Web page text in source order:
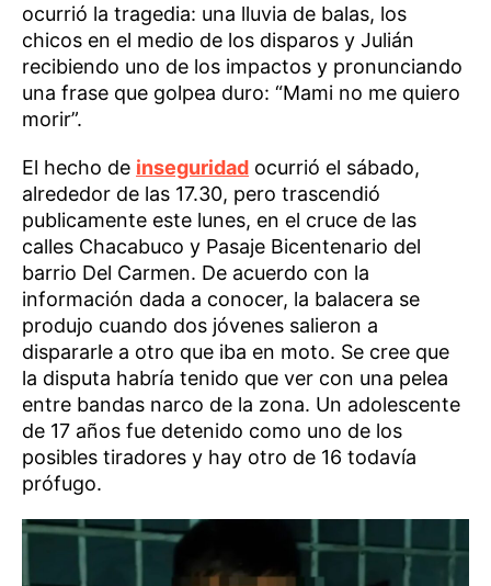
ocurrió la tragedia: una lluvia de balas, los
chicos en el medio de los disparos y Julián
recibiendo uno de los impactos y pronunciando
una frase que golpea duro: “Mami no me quiero
morir”.
El hecho de inseguridad ocurrió el sábado,
alrededor de las 17.30, pero trascendió
publicamente este lunes, en el cruce de las
calles Chacabuco y Pasaje Bicentenario del
barrio Del Carmen. De acuerdo con la
información dada a conocer, la balacera se
produjo cuando dos jóvenes salieron a
dispararle a otro que iba en moto. Se cree que
la disputa habría tenido que ver con una pelea
entre bandas narco de la zona. Un adolescente
de 17 años fue detenido como uno de los
posibles tiradores y hay otro de 16 todavía
prófugo.